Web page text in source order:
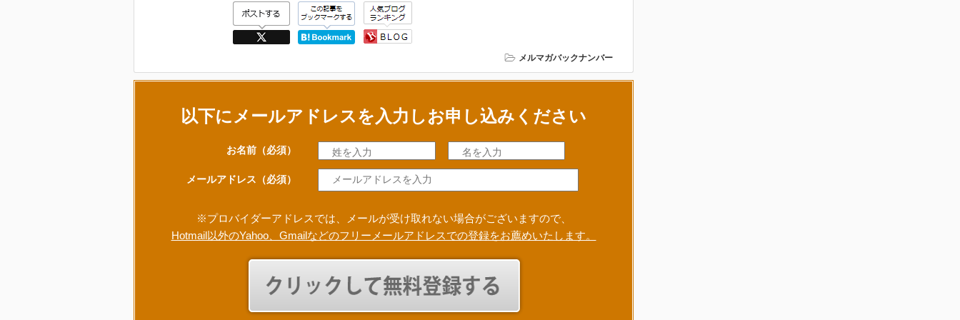
メルマガバックナンバー
以下にメールアドレスを入力しお申し込みください
お名前（必須）
メールアドレス （必須）
※プロバイダーアドレスでは、メールが受け取れない場合がございますので、
Hotmail以外のYahoo、Gmailなどのフリーメールアドレスでの登録をお薦めいたします。